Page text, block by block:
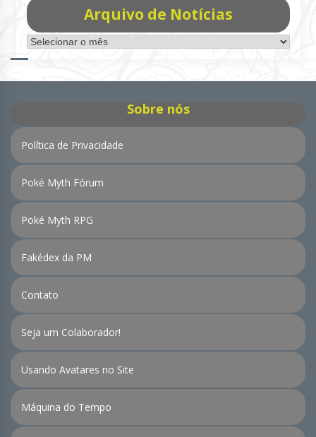
Arquivo de Notícias
Arquivo
de
Sobre nós
Política de Privacidade
Poké Myth Fórum
Poké Myth RPG
Fakédex da PM
Contato
Seja um Colaborador!
Usando Avatares no Site
Máquina do Tempo